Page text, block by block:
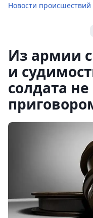
Новости происшествий
Из армии
и
солдата